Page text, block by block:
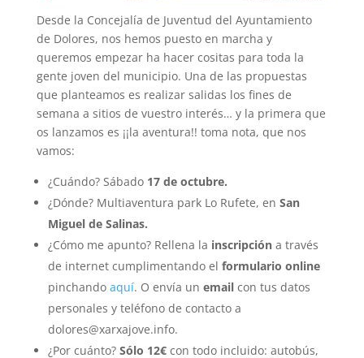
Desde la Concejalía de Juventud del Ayuntamiento
de Dolores, nos hemos puesto en marcha y
queremos empezar ha hacer cositas para toda la
gente joven del municipio. Una de las propuestas
que planteamos es realizar salidas los fines de
semana a sitios de vuestro interés… y la primera que
os lanzamos es ¡¡la aventura!! toma nota, que nos
vamos:
¿Cuándo? Sábado17 de octubre.
¿Dónde? Multiaventura park Lo Rufete, en San
Miguel de Salinas.
¿Cómo me apunto? Rellena la inscripcióna través
de internet cumplimentando el formulario online
pinchando aquí. O envía un emailcon tus datos
personales y teléfono de contacto a
dolores@xarxajove.info.
¿Por cuánto? Sólo 12€con todo incluido: autobús,